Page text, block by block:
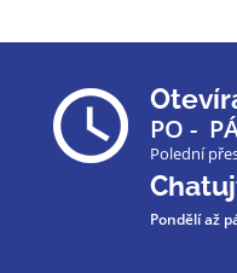
PO -
Polední
Pondělí až